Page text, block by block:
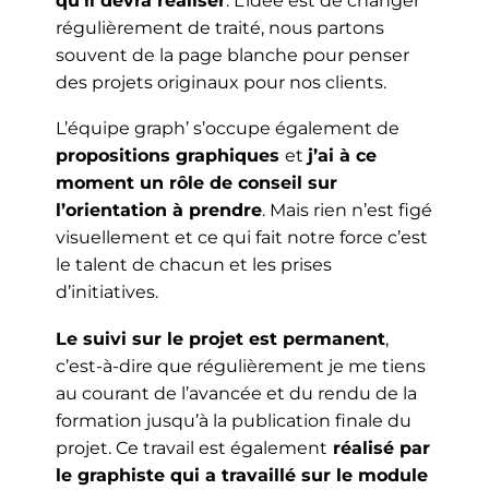
régulièrement de traité, nous partons
souvent de la page blanche pour penser
des projets originaux pour nos clients.
L’équipe graph’ s’occupe également de
propositions graphiques et j’ai à ce
moment un rôle de conseil sur
l’orientation à prendre. Mais rien n’est figé
visuellement et ce qui fait notre force c’est
le talent de chacun et les prises
d’initiatives.
Le suivi sur le projet est permanent,
c’est-à-dire que régulièrement je me tiens
au courant de l’avancée et du rendu de la
formation jusqu’à la publication finale du
projet. Ce travail est également réalisé par
le graphiste qui a travaillé sur le module